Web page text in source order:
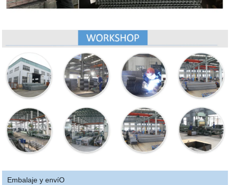
Embalaje y envíO